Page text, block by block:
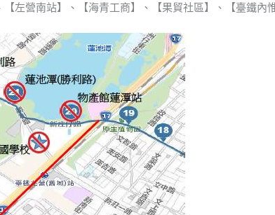
左營南站】、【海青工商】、【果貿社區】、【臺鐵內